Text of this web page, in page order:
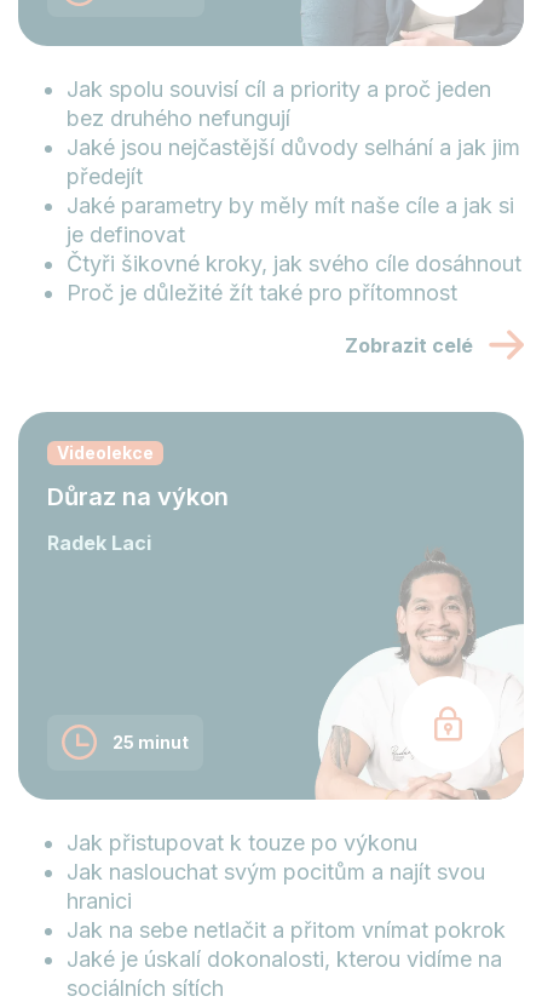
Jak spolu souvisí cíl a priority a proč jeden
bez druhého nefungují
Jaké jsou nejčastější důvody selhání a jak jim
předejít
Jaké parametry by měly mít naše cíle a jak si
je definovat
Čtyři šikovné kroky, jak svého cíle dosáhnout
Proč je důležité žít také pro přítomnost
Zobrazit celé
Videolekce
Důraz na výkon
Radek Laci
25 minut
Jak přistupovat k touze po výkonu
Jak naslouchat svým pocitům a najít svou
hranici
Jak na sebe netlačit a přitom vnímat pokrok
Jaké je úskalí dokonalosti, kterou vidíme na
sociálních sítích